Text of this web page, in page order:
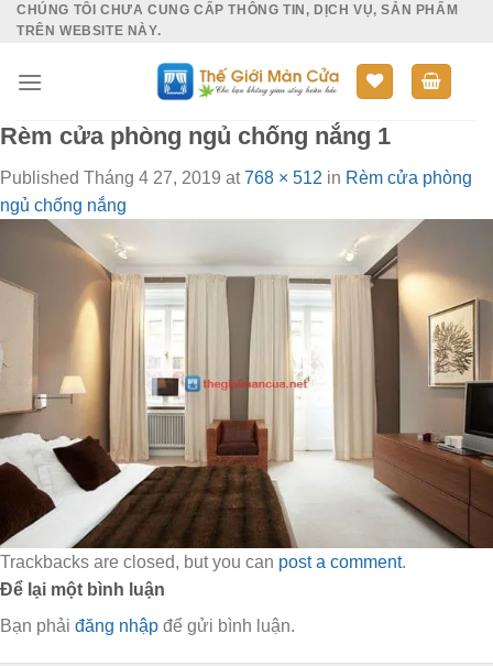
SkipCHÚNG TÔI CHƯA CUNG CẤP THÔNG TIN, DỊCH VỤ, SẢN PHẨM
TRÊN WEBSITE NÀY.
Rèm cửa phòng ngủ chống nắng 1
Published Tháng 4 27, 2019 at768 × 512 in Rèm cửa phòng
ngủ chống nắng
Trackbacks are closed, but you can post a comment.
Để lại một bình luận
Bạn phải đăng nhập để gửi bình luận.